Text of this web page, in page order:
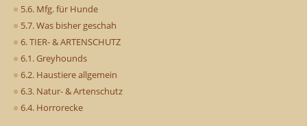
5.6. Mfg. für Hunde
5.7. Was bisher geschah
6. TIER- & ARTENSCHUTZ
6.1. Greyhounds
6.2. Haustiere allgemein
6.3. Natur- & Artenschutz
6.4. Horrorecke